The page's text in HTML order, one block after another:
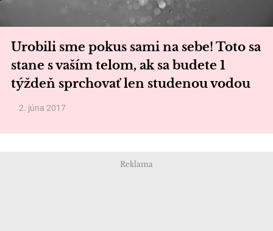
Urobili sme pokus sami na sebe! Toto sa
stane s vaším telom, ak sa budete 1
týždeň sprchovať len studenou vodou
2. júna 2017
Reklama